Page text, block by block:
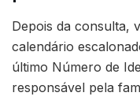
Depois da consulta,
calendário
último Número de
responsável pela